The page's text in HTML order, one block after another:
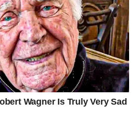
ubrzava trošenje tkanine .
vlakna postaju kruta i manje
gubi svoj oblik i kvalitetu. Osim toga,
toplina može zapravo uzrokovati
svjetlinu i poprimi sivkasti izgled.
na 90°C preporučuje samo u
kada je potrebno dubinsko